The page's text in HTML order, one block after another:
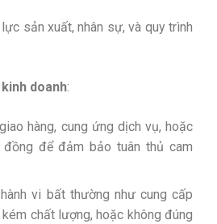
sản xuất, nhân sự, và quy trình
doanh:
hàng, cung ứng dịch vụ, hoặc
để đảm bảo tuân thủ cam
vi bất thường như cung cấp
kém chất lượng, hoặc không đúng